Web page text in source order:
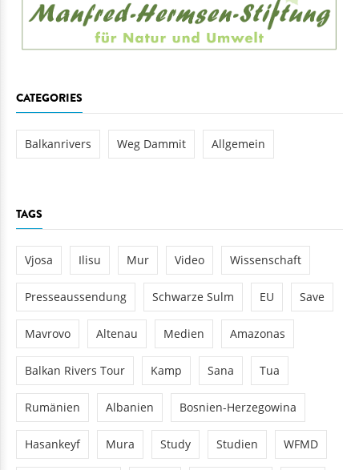
CATEGORIES
Balkanrivers Weg Dammit Allgemein
TAGS
Vjosa Ilisu Mur Video Wissenschaft
Presseaussendung Schwarze Sulm EU Save
Mavrovo Altenau Medien Amazonas
Balkan Rivers Tour Kamp Sana Tua
Rumänien Albanien Bosnien-Herzegowina
Hasankeyf Mura Study Studien WFMD